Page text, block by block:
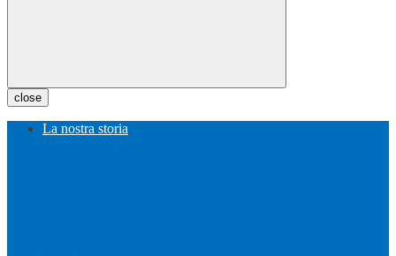
close
La nostra storia